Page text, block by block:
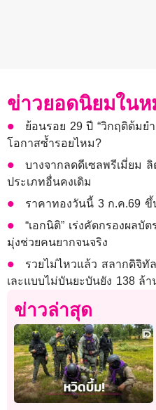
ข่าวยอดนิยมใน
ย้อนรอย 29 ปี “วิกฤติต้มย
โอกาสซ้ำรอยไหม?
บางจากลดดีเซลพรีเมี่ยม
ประเภทอื่นคงเดิม
ราคาทองวันนี้ 3 ก.ค.69 ขึ้
“เอกนิติ” เร่งคัดกรองผล
มุ่งช่วยคนยากจนจริง
รวยไม่ไหวแล้ว สลากดิจิทั
เละแบบไม่บันยะบันยัง 138 ล้า
ข่าวล่าสุด